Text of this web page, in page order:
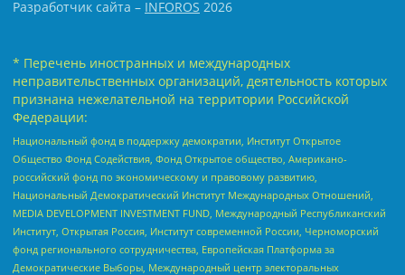
Разработчик сайта – INFOROS 2026
* Перечень иностранных и международных
неправительственных организаций, деятельность которых
признана нежелательной на территории Российской
Федерации:
Национальный фонд в поддержку демократии, Институт Открытое
Общество Фонд Содействия, Фонд Открытое общество, Американо-
российский фонд по экономическому и правовому развитию,
Национальный Демократический Институт Международных Отношений,
MEDIA DEVELOPMENT INVESTMENT FUND, Международный Республиканский
Институт, Открытая Россия, Институт современной России, Черноморский
фонд регионального сотрудничества, Европейская Платформа за
Демократические Выборы, Международный центр электоральных